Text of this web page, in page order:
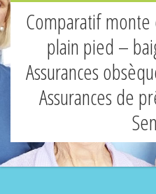
Comparatif monte
plain pied –
Assurances
Assurances de